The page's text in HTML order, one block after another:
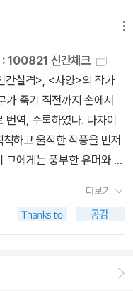
한 보람 있는 인생을 추구
이다. 누구에게든지 기
히는 것은 결코 아니다. 따
방관자적인 입장에서 체
제 주체가 되어 적극적인
기로에서 자신에게 맞는
싶다. 이 책에서 나오는 2
신의 희망찬 미래에 분명
택하는 중요한 동기가 하루
그럴 수 없는 처지라서 그
때 읽을 수 있는 재미있
도 좋고 로맨스도 좋고 판
.에어컨 빵빵하게 틀어놓
져지내며 그렇게 8월을
킴볼 지음, 김현철 옮김
있는 페이퍼의 제목처럼,
성하고 나면 얼른 클릭해
우울에서 해방, 얼마 후
고 싶다.끝없는 사랑의 섬
동네 / 2010년 7월문학동
김 / 북스토리 / 2010년
: 100821 신간체크
간실격>, <사양>의 작가
가 죽기 직전까지 손에서
번역, 수록하였다. 다자이
하고 울적한 작풍을 먼저
그에게는 풍부한 유머와 풍
출간 되었습니다!마크스
니, 이건 믿으셔도 됩니
드는데요~실제로 보면 더
다. 의술 없이도 사람들을
더보기